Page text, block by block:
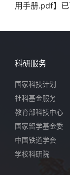
用手册.pdf】
科研服务
国家科技计划
社科基金服务
教育部科技中心
国家留学基金委
中国铁道学会
学校科研院